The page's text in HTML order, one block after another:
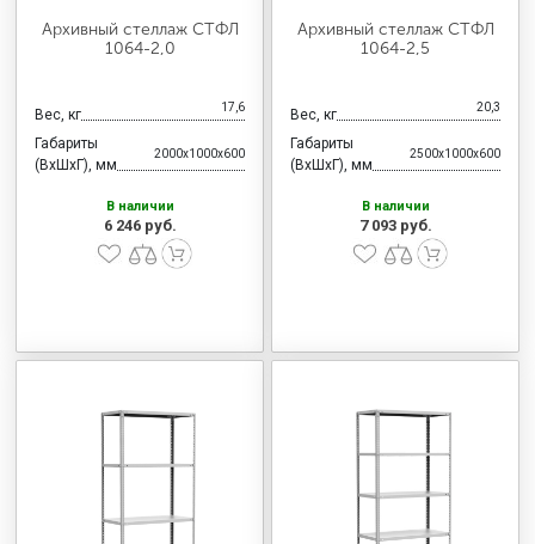
Архивный стеллаж СТФЛ
1064-2,0
Вес, кг 17,6
Габариты
(ВхШхГ), мм
2000x1000x600
В наличии
6 246 руб.
Архивный стеллаж СТФЛ
1064-2,5
Вес, кг 20,3
Габариты
(ВхШхГ), мм
2500x1000x600
В наличии
7 093 руб.